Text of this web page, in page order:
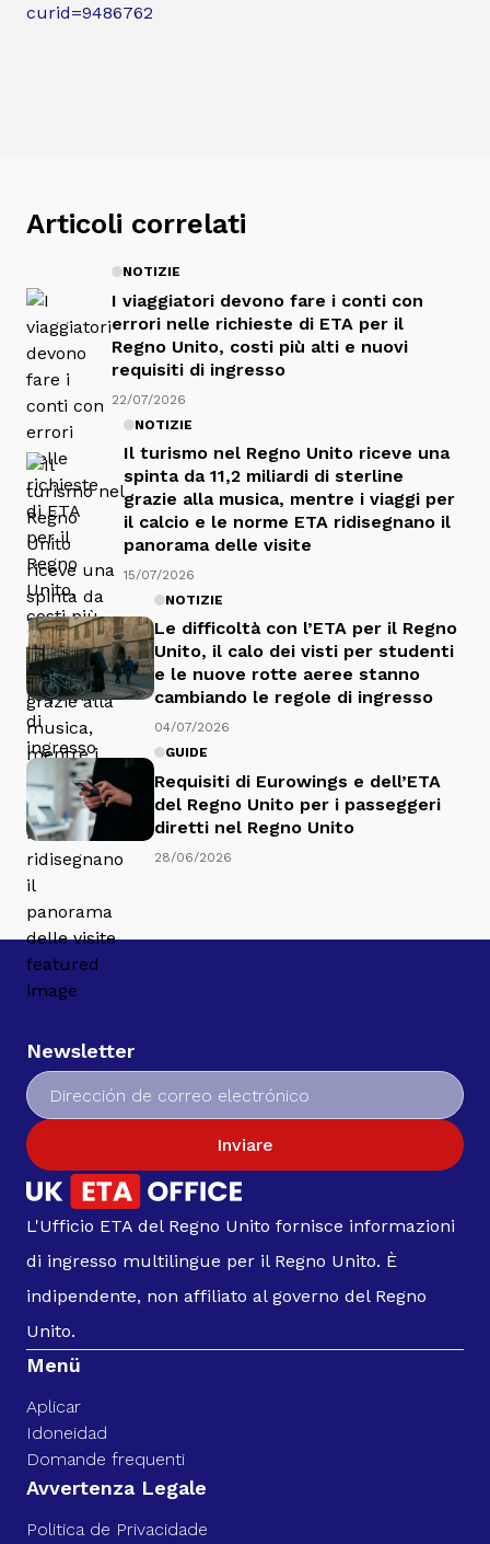
curid=9486762
Articoli correlati
NOTIZIE
I viaggiatori devono fare i conti con
errori nelle richieste di ETA per il
Regno Unito, costi più alti e nuovi
requisiti di ingresso
22/07/2026
NOTIZIE
Il turismo nel Regno Unito riceve una
spinta da 11,2 miliardi di sterline
grazie alla musica, mentre i viaggi per
il calcio e le norme ETA ridisegnano il
panorama delle visite
15/07/2026
NOTIZIE
Le difficoltà con l’ETA per il Regno
Unito, il calo dei visti per studenti
e le nuove rotte aeree stanno
cambiando le regole di ingresso
04/07/2026
GUIDE
Requisiti di Eurowings e dell’ETA
del Regno Unito per i passeggeri
diretti nel Regno Unito
28/06/2026
Newsletter
Inviare
L'Ufficio ETA del Regno Unito fornisce informazioni
di ingresso multilingue per il Regno Unito. È
indipendente, non affiliato al governo del Regno
Unito.
Menü
Aplicar
Idoneidad
Domande frequenti
Avvertenza Legale
Politica de Privacidade